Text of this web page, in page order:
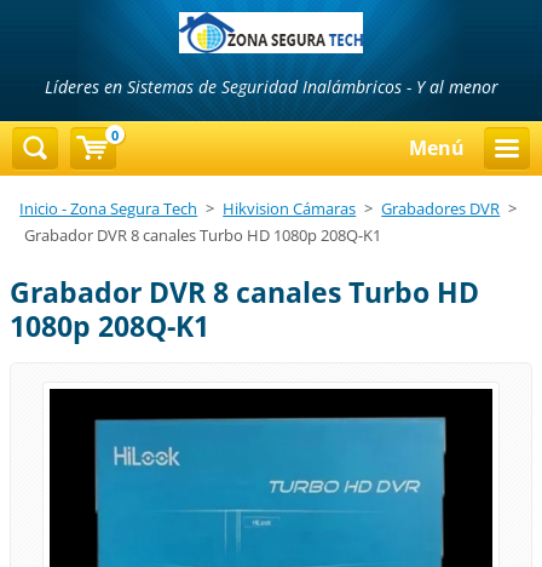
Líderes en Sistemas de Seguridad Inalámbricos - Y al menor
Menú
Inicio - Zona Segura Tech > Hikvision Cámaras > Grabadores DVR >
Grabador DVR 8 canales Turbo HD 1080p 208Q-K1
Grabador DVR 8 canales Turbo HD
1080p 208Q-K1
0